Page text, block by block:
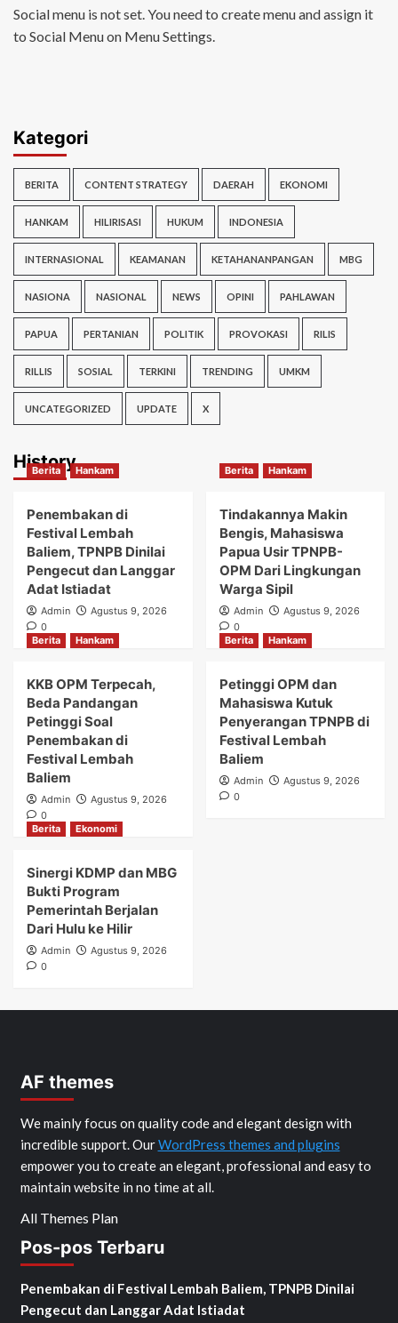
Social menu is not set. You need to create menu and assign it
to Social Menu on Menu Settings.
Kategori
BERITA CONTENT STRATEGY DAERAH EKONOMI
HANKAM HILIRISASI HUKUM INDONESIA
INTERNASIONAL KEAMANAN KETAHANANPANGAN MBG
NASIONA NASIONAL NEWS OPINI PAHLAWAN
PAPUA PERTANIAN POLITIK PROVOKASI RILIS
RILLIS SOSIAL TERKINI TRENDING UMKM
UNCATEGORIZED UPDATE X
History
Berita Hankam
Penembakan di
Festival Lembah
Baliem, TPNPB Dinilai
Pengecut dan Langgar
Adat Istiadat
Admin
Agustus 9, 2026
0
Berita Hankam
Tindakannya Makin
Bengis, Mahasiswa
Papua Usir TPNPB-
OPM Dari Lingkungan
Warga Sipil
Admin
Agustus 9, 2026
0
Berita
Hankam
KKB OPM Terpecah,
Beda Pandangan
Petinggi Soal
Penembakan di
Festival Lembah
Baliem
Admin
Agustus 9, 2026
0
Berita Hankam
Petinggi OPM dan
Mahasiswa Kutuk
Penyerangan TPNPB di
Festival Lembah
Baliem
Admin
Agustus 9, 2026
0
Berita Ekonomi
Sinergi KDMP dan MBG
Bukti Program
Pemerintah Berjalan
Dari Hulu ke Hilir
Admin
Agustus 9, 2026
0
AF themes
We mainly focus on quality code and elegant design with
incredible support. OurWordPress themes and plugins
empower you to create an elegant, professional and easy to
maintain website in no time at all.
All Themes Plan
Pos-pos Terbaru
Penembakan di Festival Lembah Baliem, TPNPB Dinilai
Pengecut dan Langgar Adat Istiadat